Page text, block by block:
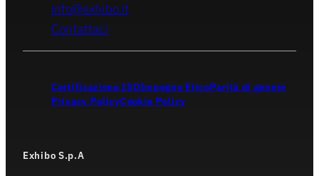
info@exhibo.it
Contattaci
Exhibo S.p.A
Certificazione ISOImpegno EticoParità di genere
Privacy PolicyCookie Policy